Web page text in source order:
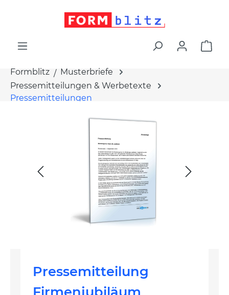
Formblitz
Musterbriefe
Pressemitteilungen & Werbetexte
Pressemitteilungen
Pressemitteilung
Firmenjubiläum